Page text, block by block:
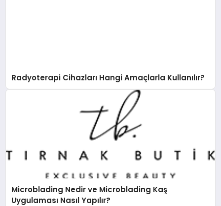
Radyoterapi Cihazları Hangi Amaçlarla Kullanılır?
Microblading Nedir ve Microblading Kaş
Uygulaması Nasıl Yapılır?